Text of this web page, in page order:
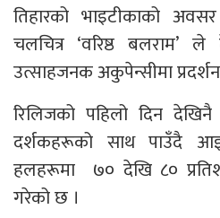
तिहारको भाइटीकाको
चलचित्र ‘वरिष्ठ बलराम’
उत्साहजनक अकुपेन्सीमा
रिलिजको पहिलो दिन
दर्शकहरूको साथ पाउँदै
हलहरूमा ७० देखि ८०
गरेको छ ।